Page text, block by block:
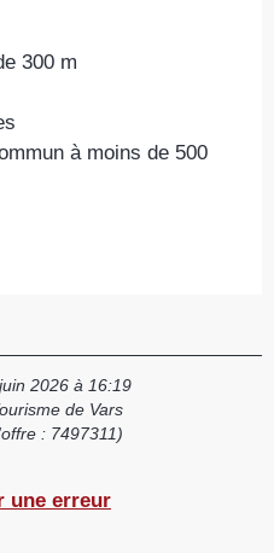
300 m
à moins de 500
2026 à 16:19
de Vars
: 7497311 )
une erreur